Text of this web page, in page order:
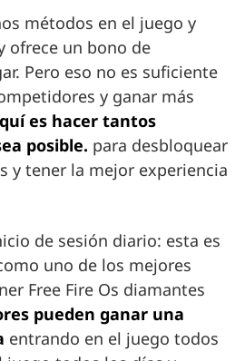
métodos en el juego y
ofrece un bono de
Pero eso no es suficiente
y ganar más
es hacer tantos
posible. para desbloquear
y tener la mejor experiencia
de sesión diario: esta es
uno de los mejores
Free Fire Os diamantes
pueden ganar una
entrando en el juego todos